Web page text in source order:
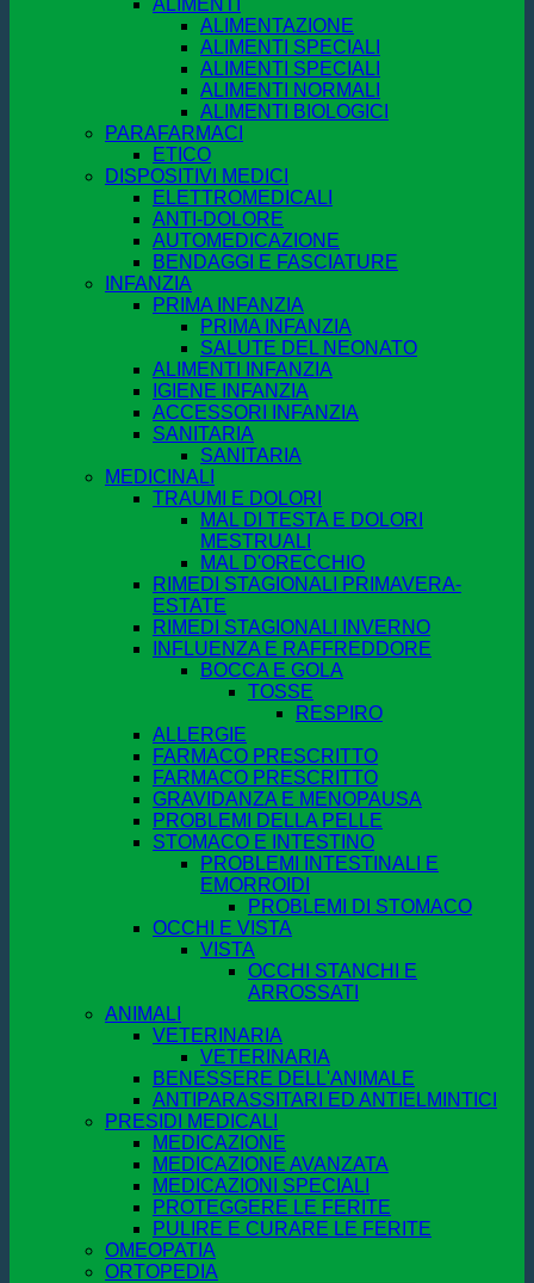
ALIMENTI
ALIMENTAZIONE
ALIMENTI SPECIALI
ALIMENTI SPECIALI
ALIMENTI NORMALI
ALIMENTI BIOLOGICI
PARAFARMACI
ETICO
DISPOSITIVI MEDICI
ELETTROMEDICALI
ANTI-DOLORE
AUTOMEDICAZIONE
BENDAGGI E FASCIATURE
INFANZIA
PRIMA INFANZIA
PRIMA INFANZIA
SALUTE DEL NEONATO
ALIMENTI INFANZIA
IGIENE INFANZIA
ACCESSORI INFANZIA
SANITARIA
SANITARIA
MEDICINALI
TRAUMI E DOLORI
MAL DI TESTA E DOLORI
MESTRUALI
MAL D'ORECCHIO
RIMEDI STAGIONALI PRIMAVERA-
ESTATE
RIMEDI STAGIONALI INVERNO
INFLUENZA E RAFFREDDORE
BOCCA E GOLA
TOSSE
RESPIRO
ALLERGIE
FARMACO PRESCRITTO
FARMACO PRESCRITTO
GRAVIDANZA E MENOPAUSA
PROBLEMI DELLA PELLE
STOMACO E INTESTINO
PROBLEMI INTESTINALI E
EMORROIDI
PROBLEMI DI STOMACO
OCCHI E VISTA
VISTA
OCCHI STANCHI E
ARROSSATI
ANIMALI
VETERINARIA
VETERINARIA
BENESSERE DELL'ANIMALE
ANTIPARASSITARI ED ANTIELMINTICI
PRESIDI MEDICALI
MEDICAZIONE
MEDICAZIONE AVANZATA
MEDICAZIONI SPECIALI
PROTEGGERE LE FERITE
PULIRE E CURARE LE FERITE
OMEOPATIA
ORTOPEDIA